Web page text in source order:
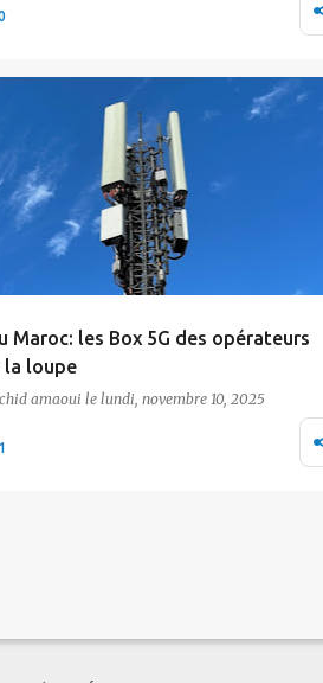
qui avaient ajusté leurs forfaits dès
Maroc: les Box 5G des opérateurs
la loupe
officiel de la 5G au Maroc s'est
de l'arrivée immédiate des Box
amaoui le lundi, novembre 10, 2025
Maroc Telecom
Orange
1